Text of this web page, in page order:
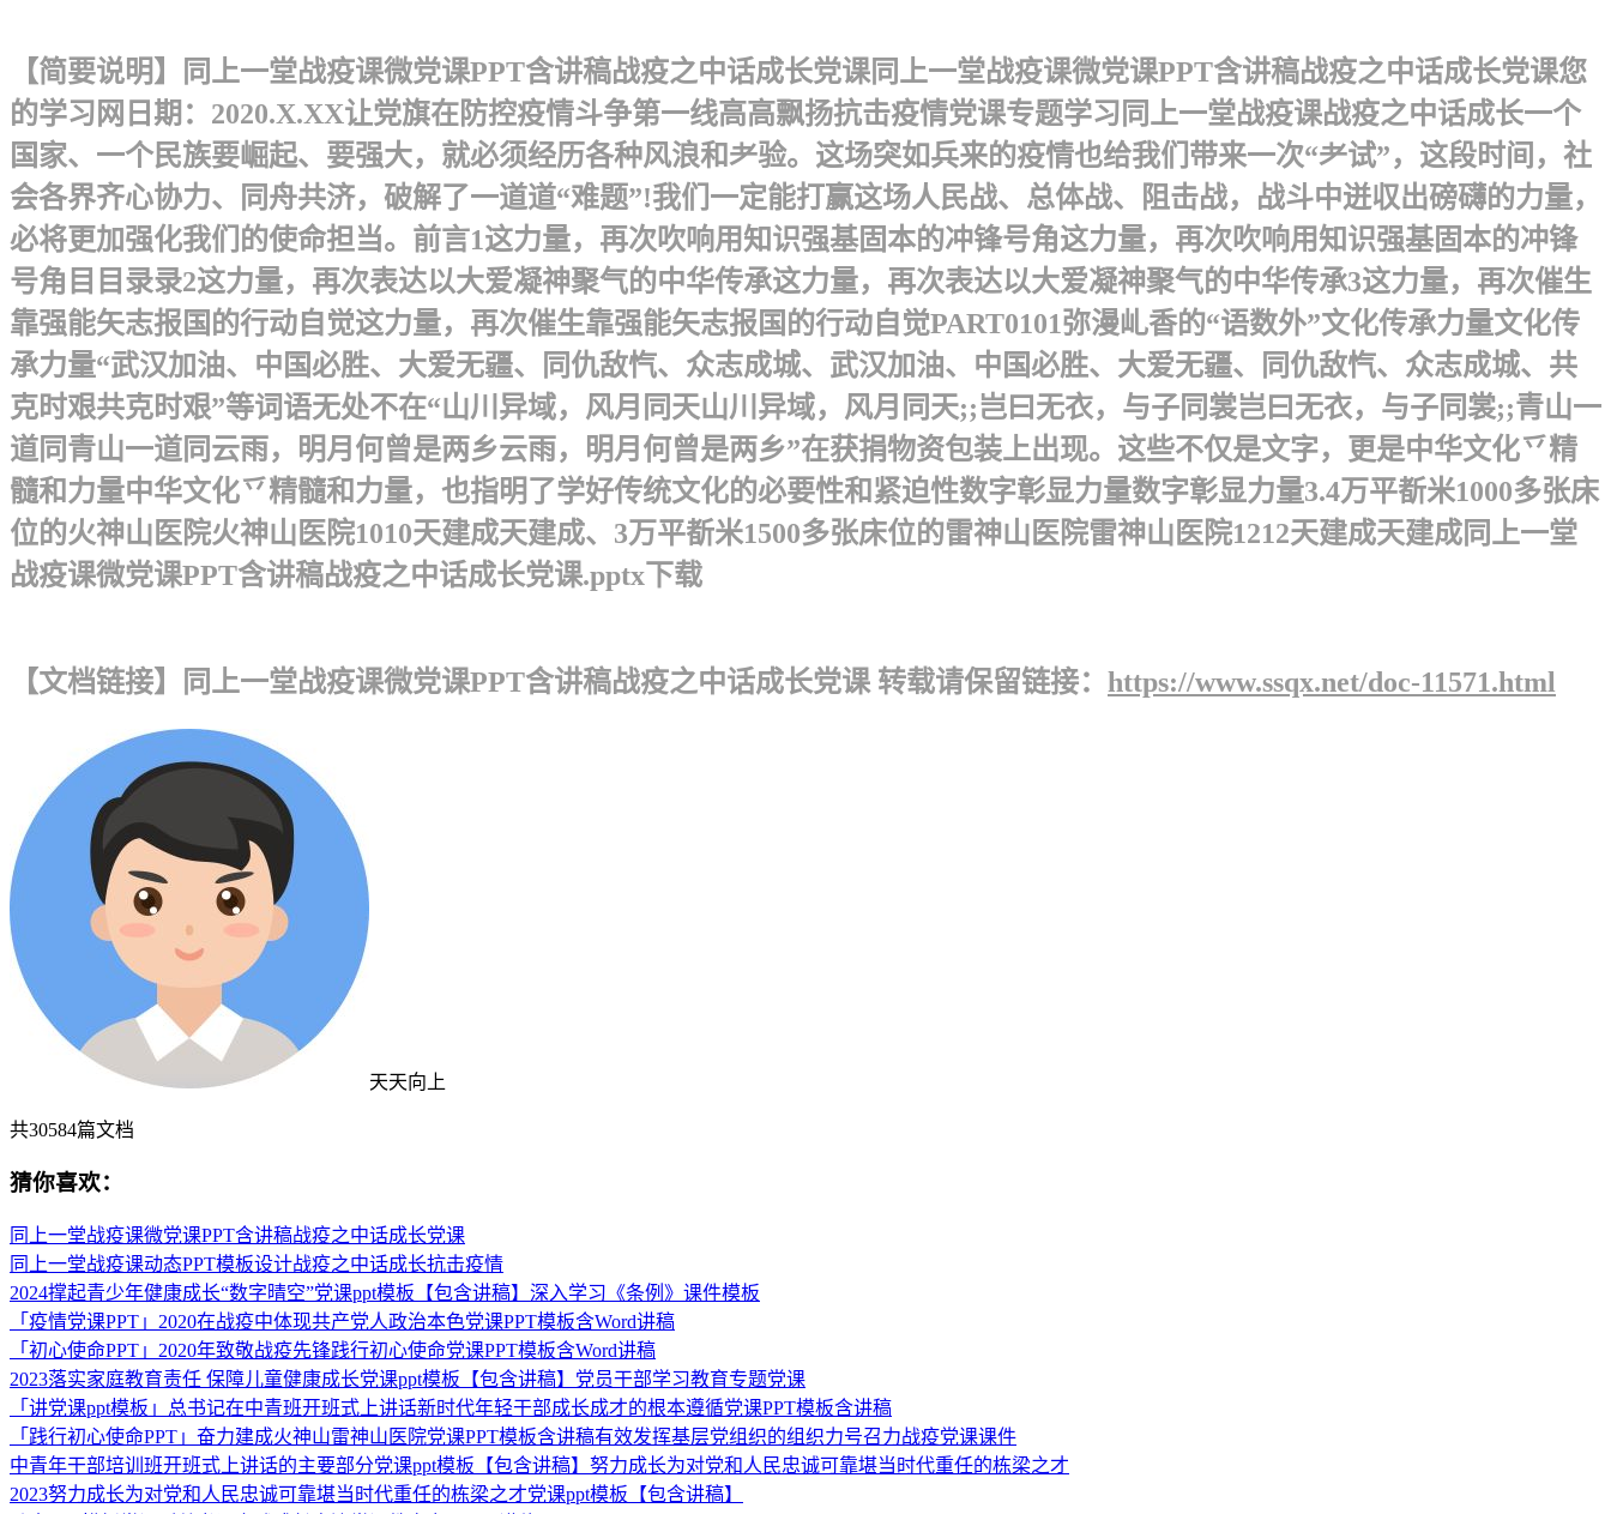
【简要说明】同上一堂战疫课微党课PPT含讲稿战疫之中话成长党课 同上一堂战疫课微党课PPT含讲稿战疫之中话成长党课您
的学习网日期：2020.X.XX让党旗在防控疫情斗争第一线高高飘扬抗击疫情党课专题学习同上一堂战疫课战疫之中话成长 一个
国家、一个民族要崛起、要强大，就必须经历各种风浪和耂验。这场突如兵来的疫情也给我们带来一次“耂试”，这段时间，社
会各界齐心协力、同舟共济，破解了一道道“难题”!我们一定能打赢这场人民战、总体战、阻击战，战斗中迸収出磅礴的力量，
必将更加强化我们的使命担当。前言 1这力量，再次吹响用知识强基固本的冲锋号角这力量，再次吹响用知识强基固本的冲锋
号角目目录录2这力量，再次表达以大爱凝神聚气的中华传承这力量，再次表达以大爱凝神聚气的中华传承3这力量，再次催生
靠强能矢志报国的行动自觉这力量，再次催生靠强能矢志报国的行动自觉 PART01 01弥漫乢香的“语数外”文化传承力量文化传
承力量“武汉加油、中国必胜、大爱无疆、同仇敌忾、众志成城、武汉加油、中国必胜、大爱无疆、同仇敌忾、众志成城、共
克时艰共克时艰”等词语无处不在“山川异域，风月同天山川异域，风月同天;;岂曰无衣，与子同裳岂曰无衣，与子同裳;;青山一
道同青山一道同云雨，明月何曾是两乡云雨，明月何曾是两乡”在获捐物资包装上出现。这些不仅是文字，更是中华文化乊精
髓和力量中华文化乊精髓和力量，也指明了学好传统文化的必要性和紧迫性 数字彰显力量数字彰显力量3.4万平斱米1000多张床
位的火神山医院火神山医院1010天建成天建成、3万平斱米1500多张床位的雷神山医院雷神山医院1212天建成天建成同上一堂
战疫课微党课PPT含讲稿战疫之中话成长党课.pptx下载
【文档链接】同上一堂战疫课微党课PPT含讲稿战疫之中话成长党课 转载请保留链接： https://www.ssqx.net/doc-11571.html
天天向上
共30584篇文档
猜你喜欢：
同上一堂战疫课微党课PPT含讲稿战疫之中话成长党课
同上一堂战疫课动态PPT模板设计战疫之中话成长抗击疫情
2024撑起青少年健康成长“数字晴空”党课ppt模板【包含讲稿】深入学习《条例》课件模板
「疫情党课PPT」2020在战疫中体现共产党人政治本色党课PPT模板含Word讲稿
「初心使命PPT」2020年致敬战疫先锋践行初心使命党课PPT模板含Word讲稿
2023落实家庭教育责任 保障儿童健康成长党课ppt模板【包含讲稿】党员干部学习教育专题党课
「讲党课ppt模板」总书记在中青班开班式上讲话新时代年轻干部成长成才的根本遵循党课PPT模板含讲稿
「践行初心使命PPT」奋力建成火神山雷神山医院党课PPT模板含讲稿有效发挥基层党组织的组织力号召力战疫党课课件
中青年干部培训班开班式上讲话的主要部分党课ppt模板【包含讲稿】努力成长为对党和人民忠诚可靠堪当时代重任的栋梁之才
2023努力成长为对党和人民忠诚可靠堪当时代重任的栋梁之才党课ppt模板【包含讲稿】